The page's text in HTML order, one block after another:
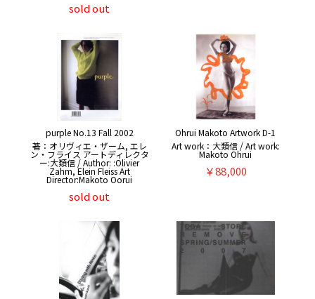
sold out
purple No.13 Fall 2002
著：オリヴィエ・ザーム, エレ
ン・フライス アートディレクタ
ー:大類信 / Author: :Olivier
Zahm, Elein Fleiss Art
Director:Makoto Oorui
sold out
Ohrui Makoto Artwork D-1
Art work：大類信 / Art work:
Makoto Ohrui
￥88,000